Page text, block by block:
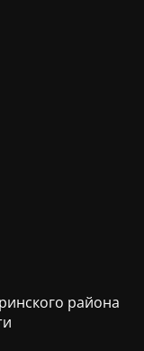
района